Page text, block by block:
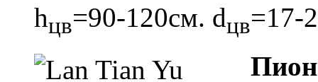
hцв=90-120см. dцв=17-